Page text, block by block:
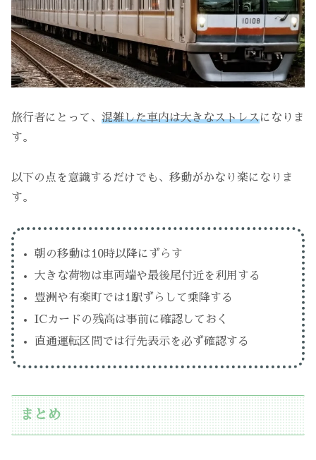
旅行者にとって、 混雑した車内は大きなストレスになりま
す。
以下の点を意識するだけでも、移動がかなり楽になりま
す。
朝の移動は10時以降にずらす
大きな荷物は車両端や最後尾付近を利用する
豊洲や有楽町では1駅ずらして乗降する
ICカードの残高は事前に確認しておく
直通運転区間では行先表示を必ず確認する
まとめ